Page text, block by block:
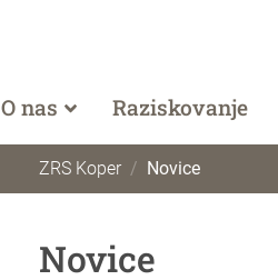
O nas Raziskovanje
ZRS Koper Novice
Novice